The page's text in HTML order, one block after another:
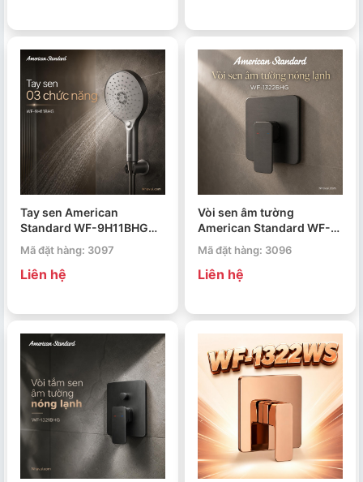
Tay sen American
Standard WF-9H11BHG
RainClick
Mã đặt hàng: 3097
Liên hệ
Vòi sen âm tường
American Standard WF-
1322BHG Acacia
Evolution
Mã đặt hàng: 3096
Liên hệ